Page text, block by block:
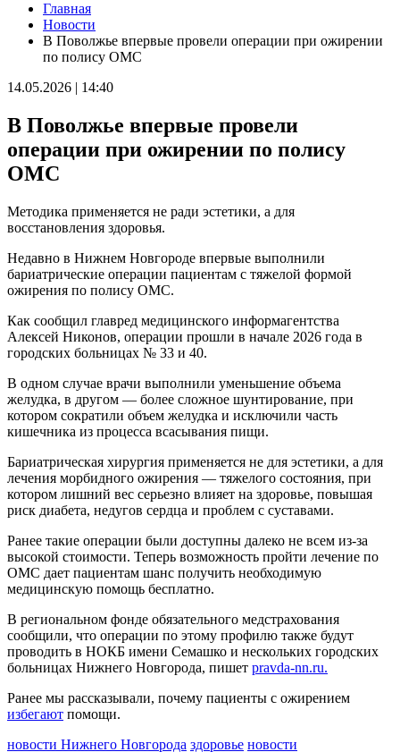
В России могут отменить ЕГЭ с 2027 года
09.08.2026 | 12:35
На Самарскую область 9 августа обрушатся гроза, ливень и
В Самаре открыли обновленный стадион филиала ЦСКА
В самарском парке Гагарина отметили День физкультурника
В похвистневском парке "Юбилейный" появилась новая
спортплощадка
Самарца отправили в колонию за похищение телефона и
денег с карты
09.08.2026 | 11:28
В Тольятти спасли подростков на сапборде, которых унесло от
берега
09.08.2026 | 10:56
9 августа на нескольких улицах Самары не будет холодной
воды
09.08.2026 | 10:29
В Самарской области 9 августа около 5 часов действовала
беспилотная опасность
09.08.2026 | 10:24
Врач перечислил полезные для работы мозга продукты
09.08.2026 | 10:05
Вячеслав Федорищев поздравил жителей Самарской области с
09.08.2026 | 09:33
Персеиды: самарцам рассказали, как увидеть звездопад с 12 по
14 августа
09.08.2026 | 09:17
в этот день
09.08.2026 | 09:13
День строителя в России: какие даты отмечаются 9 августа
09.08.2026 | 08:20
09.08.2026 | 07:04
Серия магнитных бурь ожидается в Самарской области во
второй половине августа
08.08.2026 | 21:52
08.08.2026 | 21:26
Вячеслав Федорищев поздравил "Волонтёров-медиков" с
Главная
Новости
В Поволжье впервые провели операции при ожирении
по полису ОМС
14.05.2026 | 14:40
В Поволжье впервые провели
операции при ожирении по полису
ОМС
Методика применяется не ради эстетики, а для
восстановления здоровья.
Недавно в Нижнем Новгороде впервые выполнили
бариатрические операции пациентам с тяжелой формой
ожирения по полису ОМС.
Как сообщил главред медицинского информагентства
Алексей Никонов, операции прошли в начале 2026 года в
городских больницах № 33 и 40.
В одном случае врачи выполнили уменьшение объема
желудка, в другом — более сложное шунтирование, при
котором сократили объем желудка и исключили часть
кишечника из процесса всасывания пищи.
Бариатрическая хирургия применяется не для эстетики, а для
лечения морбидного ожирения — тяжелого состояния, при
котором лишний вес серьезно влияет на здоровье, повышая
риск диабета, недугов сердца и проблем с суставами.
Ранее такие операции были доступны далеко не всем из-за
высокой стоимости. Теперь возможность пройти лечение по
ОМС дает пациентам шанс получить необходимую
медицинскую помощь бесплатно.
В региональном фонде обязательного медстрахования
сообщили, что операции по этому профилю также будут
проводить в НОКБ имени Семашко и нескольких городских
больницах Нижнего Новгорода, пишет pravda-nn.ru.
Ранее мы рассказывали, почему пациенты с ожирением
избегают помощи.
новости Нижнего Новгорода здоровье новости